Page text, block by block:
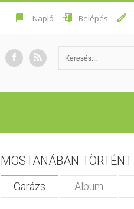
Napló Belépés
MOSTANÁBAN TÖRTÉNT
Garázs Album